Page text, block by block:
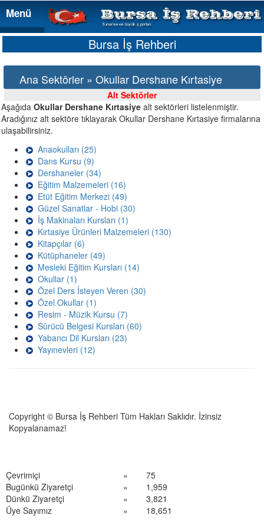
Menü
Menü
Bursa İş Rehberi
Ana Sektörler » Okullar Dershane Kırtasiye
Alt Sektörler
Aşağıda Okullar Dershane Kırtasiye alt sektörleri listelenmiştir.
Aradığınız alt sektöre tıklayarak Okullar Dershane Kırtasiye firmalarına
ulaşabilirsiniz.
Anaokulları (25)
Dans Kursu (9)
Dershaneler (34)
Eğitim Malzemeleri (16)
Etüt Eğitim Merkezi (49)
Güzel Sanatlar - Hobi (30)
İş Makinaları Kursları (1)
Kırtasiye Ürünleri Malzemeleri (130)
Kitapçılar (6)
Kütüphaneler (49)
Mesleki Eğitim Kursları (14)
Okullar (1)
Özel Ders İsteyen Veren (30)
Özel Okullar (1)
Resim - Müzik Kursu (7)
Sürücü Belgesi Kursları (60)
Yabancı Dil Kursları (23)
Yayınevleri (12)
Copyright © Bursa İş Rehberi Tüm Hakları Saklıdır. İzinsiz
Kopyalanamaz!
Çevrimiçi »
75
Bugünkü Ziyaretçi
»
1,959
Dünkü Ziyaretçi
»
3,821
Üye Sayımız
» 18,651